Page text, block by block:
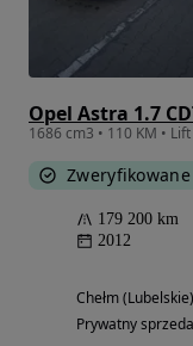
179 200 km
2012
Chełm (Lubelskie)
Prywatny